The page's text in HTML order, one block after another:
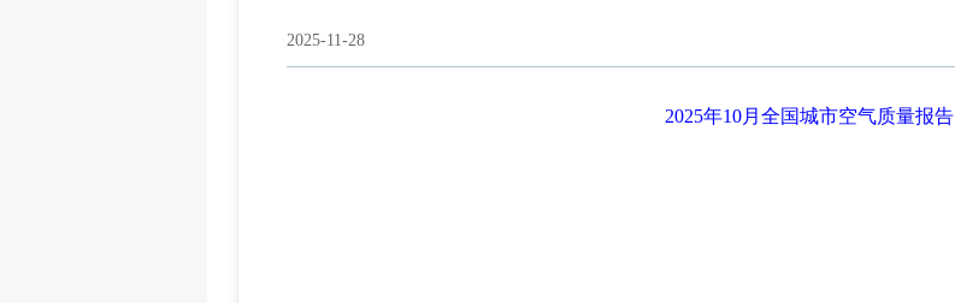
2025-11-28
2025年10月全国城市空气质量报告